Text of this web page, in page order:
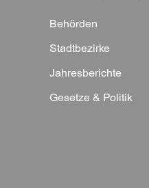
Behörden
Stadtbezirke
Jahresberichte
Gesetze & Politik